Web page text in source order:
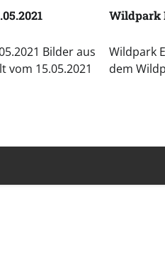
Bilder aus
vom 15.05.2021
Wildpark
Wildpark
dem